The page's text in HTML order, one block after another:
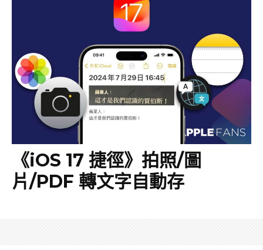
《iOS 17 捷徑》拍照/圖
片/PDF 轉文字自動存